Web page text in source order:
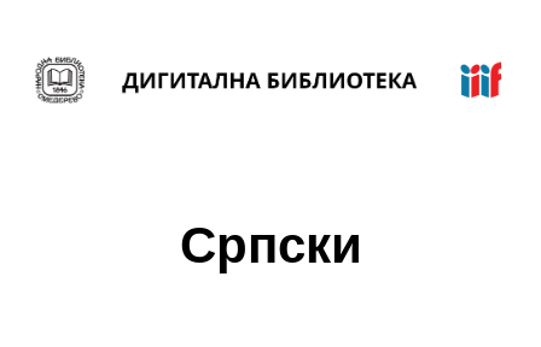
Српски